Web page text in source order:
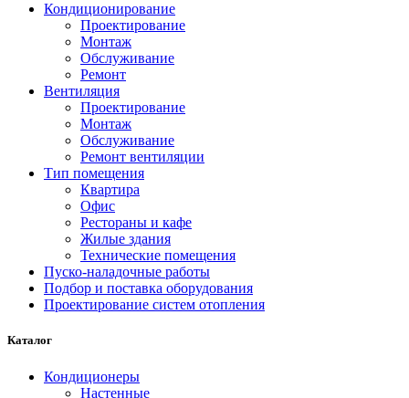
Кондиционирование
Проектирование
Монтаж
Обслуживание
Ремонт
Вентиляция
Проектирование
Монтаж
Обслуживание
Ремонт вентиляции
Тип помещения
Квартира
Офис
Рестораны и кафе
Жилые здания
Технические помещения
Пуско-наладочные работы
Подбор и поставка оборудования
Проектирование систем отопления
Каталог
Кондиционеры
Настенные